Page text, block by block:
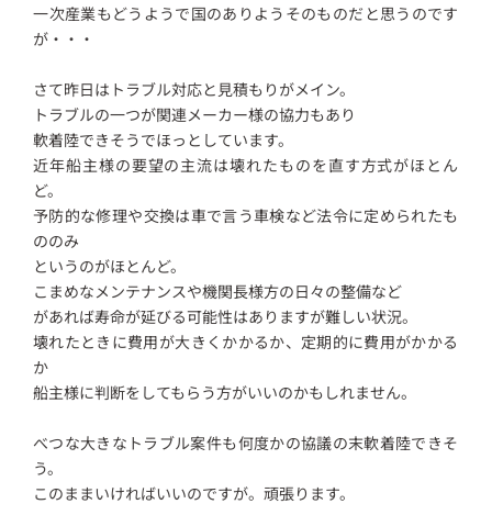
一次産業もどうようで国のありようそのものだと思うのです
が・・・
さて昨日はトラブル対応と見積もりがメイン。
トラブルの一つが関連メーカー様の協力もあり
軟着陸できそうでほっとしています。
近年船主様の要望の主流は壊れたものを直す方式がほとん
ど。
予防的な修理や交換は車で言う車検など法令に定められたも
ののみ
というのがほとんど。
こまめなメンテナンスや機関長様方の日々の整備など
があれば寿命が延びる可能性はありますが難しい状況。
壊れたときに費用が大きくかかるか、定期的に費用がかかる
か
船主様に判断をしてもらう方がいいのかもしれません。
べつな大きなトラブル案件も何度かの協議の末軟着陸できそ
う。
このままいければいいのですが。頑張ります。